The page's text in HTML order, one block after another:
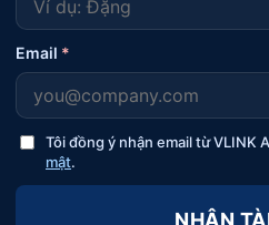
Email *
Tôi đồng ý nhận email từ VLINK
mật.